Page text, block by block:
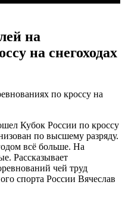
на
на снегоходах
Кубок России по кроссу
по высшему разряду.
всё больше. На
Рассказывает
чей труд
спорта России Вячеслав